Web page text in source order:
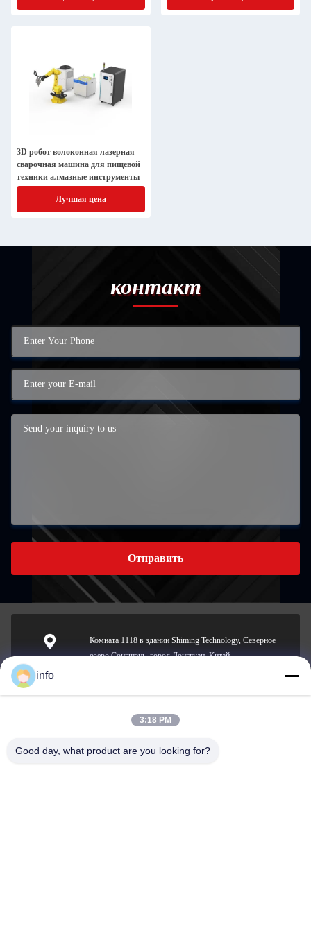
3D робот волоконная лазерная
сварочная машина для пищевой
техники алмазные инструменты
Лучшая цена
контакт
Отправить
Address
Комната 1118 в здании Shiming Technology, Северное
озеро Сонгшань, город Донггуан, Китай.
info@gdpowerplus.com
info
3:18 PM
Good day, what product are you looking for?